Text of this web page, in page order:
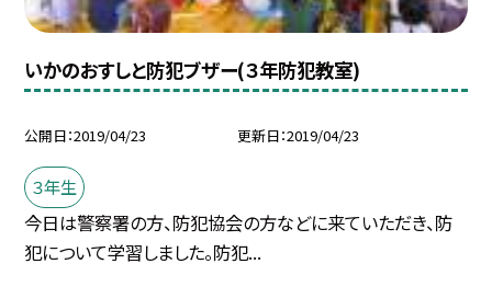
いかのおすしと防犯ブザー(３年防犯教室)
公開日 2019/04/23 更新日 2019/04/23
３年生
今日は警察署の方、防犯協会の方などに来ていただき、防
犯について学習しました。防犯...